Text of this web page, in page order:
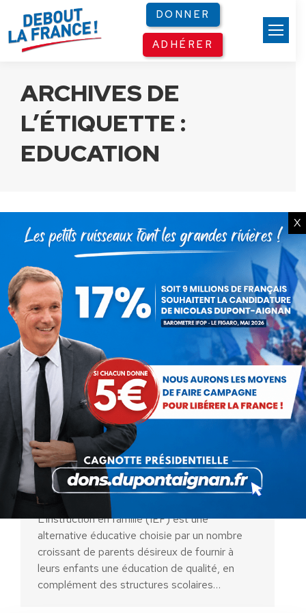
DONNER
ADHÉRER
ARCHIVES DE
L’ÉTIQUETTE :
EDUCATION
Ensemble, réinventons
l’éducation : soutenons
l’Instruction en Famille pour une
Éducation de Qualité
Actualités ParDebout La France
5 juin 2024
L’instruction en famille (IEF) est une
alternative éducative choisie par un nombre
croissant de parents désireux de fournir à
leurs enfants une éducation de qualité, en
complément des structures scolaires…
X
Panneau de gestion des cookies